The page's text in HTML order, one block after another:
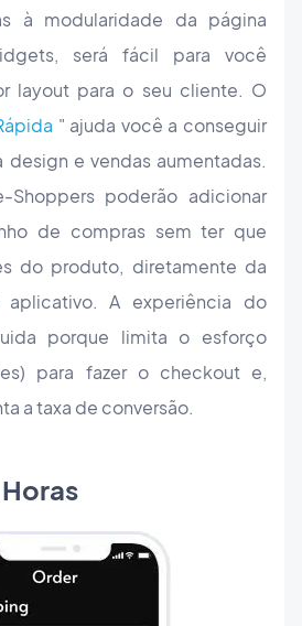
à modularidade da página
será fácil para você
layout para o seu cliente. O
" ajuda você a conseguir
design e vendas aumentadas.
Shoppers poderão adicionar
de compras sem ter que
do produto, diretamente da
A experiência do
porque limita o esforço
para fazer o checkout e,
a taxa de conversão.